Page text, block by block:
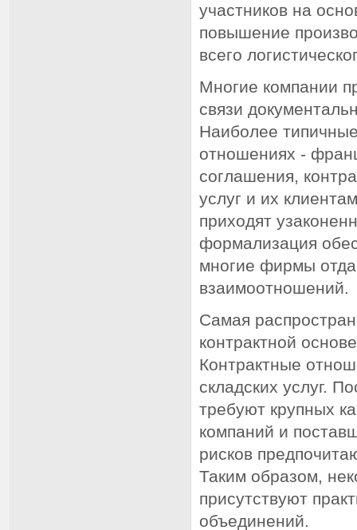
участников на
повышение
всего
Многие компании
связи
Наиболее
отношениях -
соглашения,
услуг и их
приходят
формализация
многие фирмы
взаимоотношений.
Самая
контрактной
Контрактные
складских услуг.
требуют крупных
компаний и
рисков
Таким образом,
присутствуют
объединений.